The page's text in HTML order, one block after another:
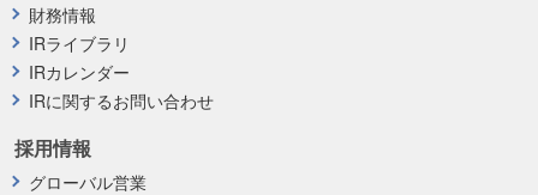
採用情報
グローバル営業
財務情報
IRライブラリ
IRカレンダー
IRに関するお問い合わせ